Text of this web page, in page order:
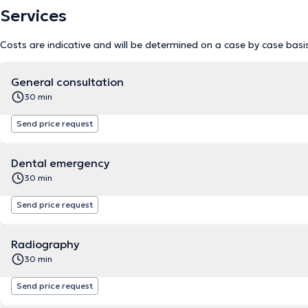
Services
Costs are indicative and will be determined on a case by case
General consultation
30 min
Send price request
Dental emergency
30 min
Send price request
Radiography
30 min
Send price request